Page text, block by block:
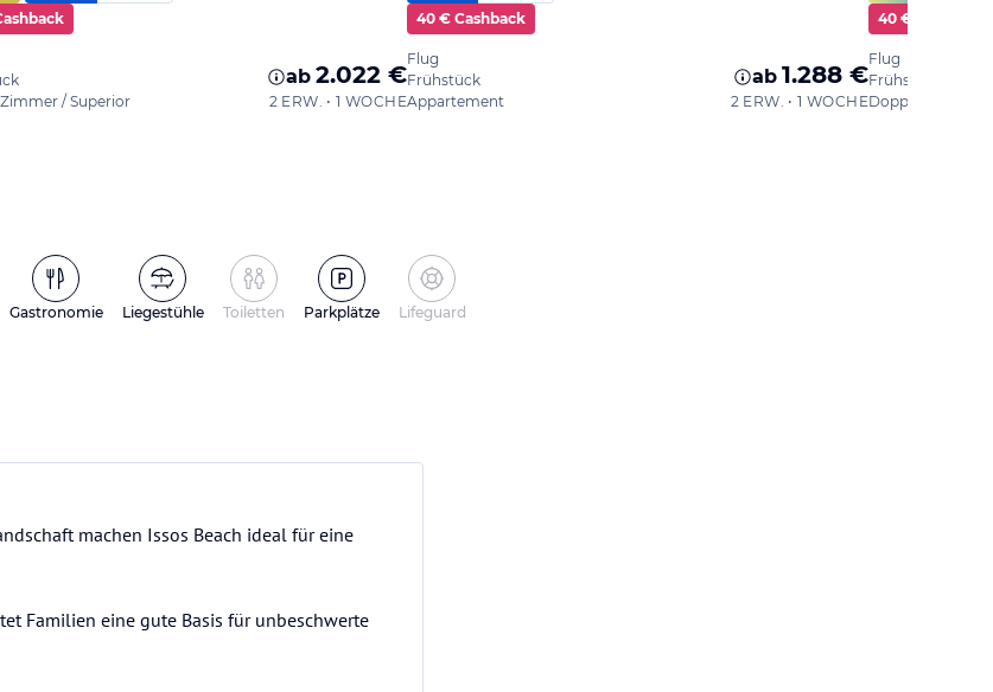
/ Superior
ab 2.022 €
2 ERW. • 1 WOCHE
40 € Cashback
Flug
Frühstück
Appartement
ab 1.288 €
2 ERW. • 1 WOCHE
40 € Cashback
Flug
Frühstück
Doppelzimmer
Gastronomie Liegestühle Toiletten Parkplätze Lifeguard
machen Issos Beach ideal für eine
Familien eine gute Basis für unbeschwerte